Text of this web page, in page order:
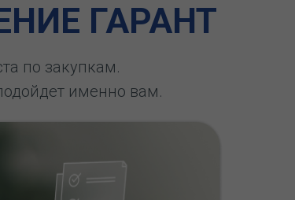
ГАРАНТ
по закупкам.
именно вам.